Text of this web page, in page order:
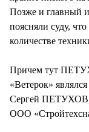
Позже и главный
поясняли суду,
количестве
Причем тут
«Ветерок»
Сергей ПЕТУХОВ,
ООО